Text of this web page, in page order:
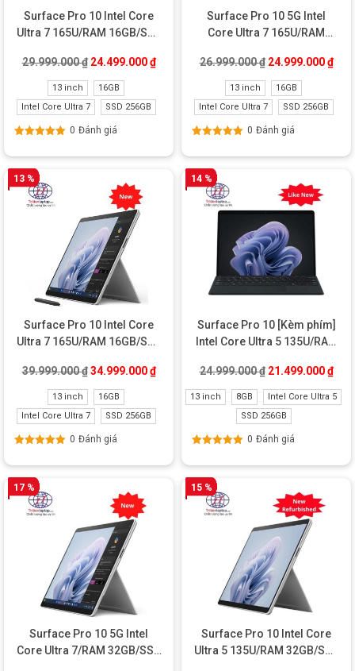
Surface Pro 10 Intel Core
Ultra 7 165U/RAM 16GB/SSD
29.999.000₫ Giá gốc là: 29.999.000 ₫.
24.499.000₫Giá hiện tại là: 24.499.000 ₫.
13 inch
16GB
Intel Core Ultra 7
SSD 256GB
0 Đánh giá
Surface Pro 10 5G Intel
Core Ultra 7 165U/RAM
26.999.000₫ Giá gốc là:
24.999.000₫Giá
13 inch
16GB
Intel Core Ultra 7
SSD 256GB
0 Đánh giá
13 %
Surface Pro 10 Intel Core
Ultra 7 165U/RAM 16GB/SSD
39.999.000₫ Giá gốc là: 39.999.000 ₫.
34.999.000₫Giá hiện tại là: 34.999.000 ₫.
13 inch
16GB
Intel Core Ultra 7
SSD 256GB
0 Đánh giá
14 %
Surface Pro 10 [Kèm phím]
Intel Core Ultra 5 135U/RAM
24.999.000₫ Giá gốc là:
21.499.000₫Giá
13 inch 8GB
Intel Core Ultra 5
SSD 256GB
0 Đánh giá
17 %
Surface Pro 10 5G Intel
Core Ultra 7/RAM 32GB/SSD
15 %
Surface Pro 10 Intel Core
Ultra 5 135U/RAM 32GB/SSD